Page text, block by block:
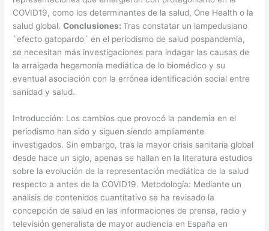
COVID19, como los determinantes de la salud, One Health o la
salud global.Conclusiones:Tras constatar un lampedusiano
`efecto gatopardo´ en el periodismo de salud pospandemia,
se necesitan más investigaciones para indagar las causas de
la arraigada hegemonía mediática de lo biomédico y su
eventual asociación con la errónea identificación social entre
sanidad y salud.
Introducción: Los cambios que provocó la pandemia en el
periodismo han sido y siguen siendo ampliamente
investigados. Sin embargo, tras la mayor crisis sanitaria global
desde hace un siglo, apenas se hallan en la literatura estudios
sobre la evolución de la representación mediática de la salud
respecto a antes de la COVID19. Metodología: Mediante un
análisis de contenidos cuantitativo se ha revisado la
concepción de salud en las informaciones de prensa, radio y
televisión generalista de mayor audiencia en España en